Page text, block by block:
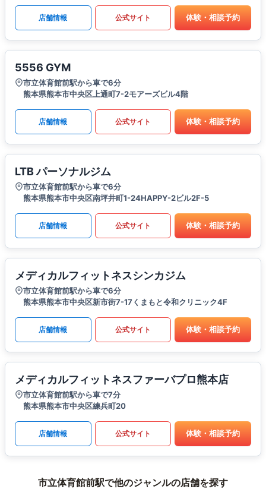
店舗情報 公式サイト 体験・相談予約
5556 GYM
市立体育館前駅から車で6分
熊本県熊本市中央区上通町7-2モアーズビル4階
店舗情報 公式サイト 体験・相談予約
LTB パーソナルジム
市立体育館前駅から車で6分
熊本県熊本市中央区南坪井町1-24HAPPY-2ビル2F-5
店舗情報 公式サイト 体験・相談予約
メディカルフィットネスシンカジム
市立体育館前駅から車で6分
熊本県熊本市中央区新市街7-17くまもと令和クリニック4F
店舗情報 公式サイト 体験・相談予約
メディカルフィットネスファーバプロ熊本店
市立体育館前駅から車で7分
熊本県熊本市中央区練兵町20
店舗情報 公式サイト 体験・相談予約
市立体育館前駅で他のジャンルの店舗を探す